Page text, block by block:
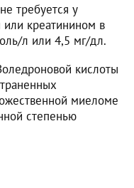
требуется у
креатинином в
л или 4,5 мг/дл.
кислоты
миеломе
степенью